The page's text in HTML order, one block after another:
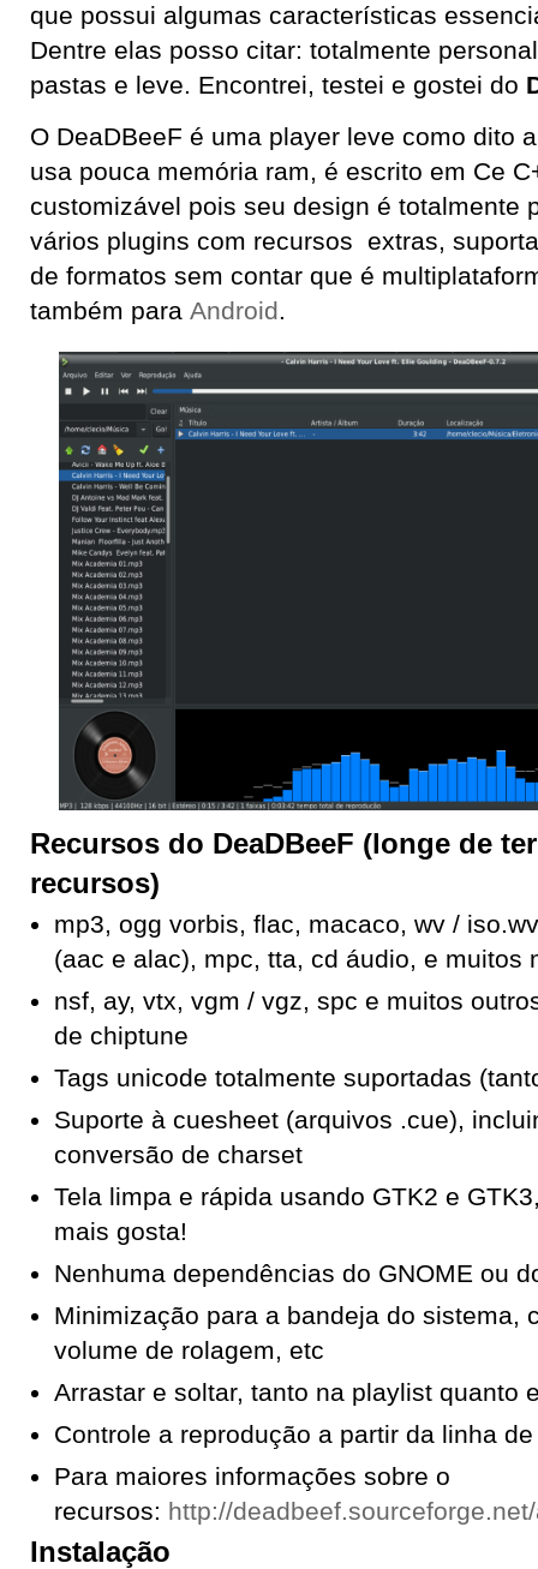
que possui algumas características
Dentre elas posso citar: totalmente
pastas e leve. Encontrei, testei e gostei do
O DeaDBeeF é uma player leve como dito
usa pouca memória ram, é escrito em Ce
customizável pois seu design é totalmente
vários plugins com recursos extras,
de formatos sem contar que é
também para Android.
Recursos do DeaDBeeF (longe de
recursos)
mp3, ogg vorbis, flac, macaco, wv /
(aac e alac), mpc, tta, cd áudio, e muitos
nsf, ay, vtx, vgm / vgz, spc e muitos
de chiptune
Tags unicode totalmente suportadas
Suporte à cuesheet (arquivos .cue),
conversão de charset
Tela limpa e rápida usando GTK2 e
mais gosta!
Nenhuma dependências do GNOME ou
Minimização para a bandeja do sistema,
volume de rolagem, etc
Arrastar e soltar, tanto na playlist quanto
Controle a reprodução a partir da linha
Para maiores informações sobre o
recursos: http://
Instalação